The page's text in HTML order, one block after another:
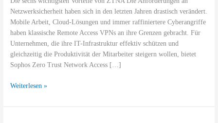
Netzwerksicherheit haben sich in den letzten Jahren drastisch verändert.
Mobile Arbeit, Cloud-Lösungen und immer raffiniertere Cyberangriffe
haben klassische Remote Access VPNs an ihre Grenzen gebracht. Für
Unternehmen, die ihre IT-Infrastruktur effektiv schützen und
gleichzeitig die Produktivität der Mitarbeiter steigern wollen, bietet
Sophos Zero Trust Network Access […]
jetzt
kostenfrei
testen!
Weiterlesen »